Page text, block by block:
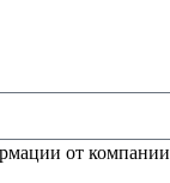
от компании